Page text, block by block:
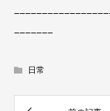
−−−−−−−
日常